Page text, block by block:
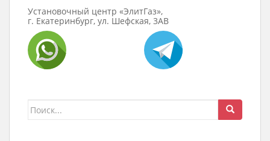
Установочный центр «ЭлитГаз»,
г. Екатеринбург, ул. Шефская, 3АВ
Поиск